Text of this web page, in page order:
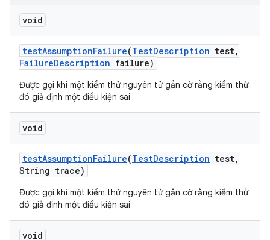
void
testAssumptionFailure(TestDescription test,
FailureDescription failure)
Được gọi khi một kiểm thử nguyên tử gắn cờ rằng kiểm thử
đó giả định một điều kiện sai
void
testAssumptionFailure(TestDescription test,
String trace)
Được gọi khi một kiểm thử nguyên tử gắn cờ rằng kiểm thử
đó giả định một điều kiện sai
void